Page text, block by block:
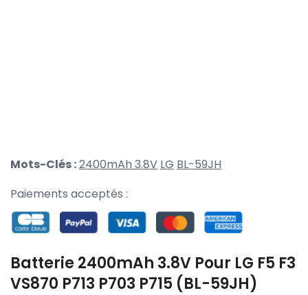
Mots-Clés :2400mAh 3.8V LG BL-59JH
Paiements acceptés :
Batterie 2400mAh 3.8V Pour LG F5 F3
VS870 P713 P703 P715 (BL-59JH)